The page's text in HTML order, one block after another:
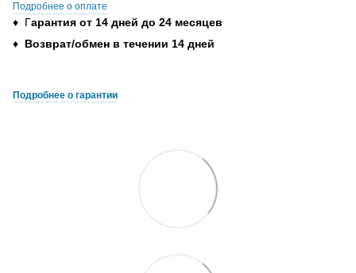
Подробнее о оплате
♦ Гарантия от 14 дней до 24 месяцев
♦ Возврат/обмен в течении 14 дней
Подробнее о гарантии